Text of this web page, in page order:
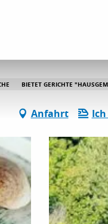
BIETET GERICHTE
Anfahrt